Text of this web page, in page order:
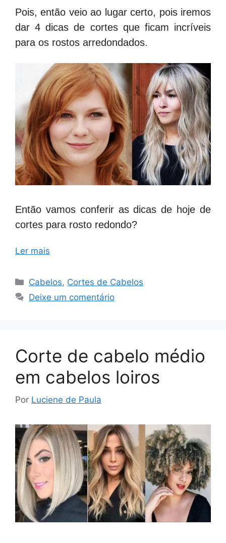
Pois, então veio ao lugar certo, pois iremos
dar 4 dicas de cortes que ficam incríveis
para os rostos arredondados.
Então vamos conferir as dicas de hoje de
cortes para rosto redondo?
Ler mais
Categorias
Cabelos, Cortes de Cabelos
Deixe um comentário
Corte de cabelo médio
em cabelos loiros
Por Luciene de Paula